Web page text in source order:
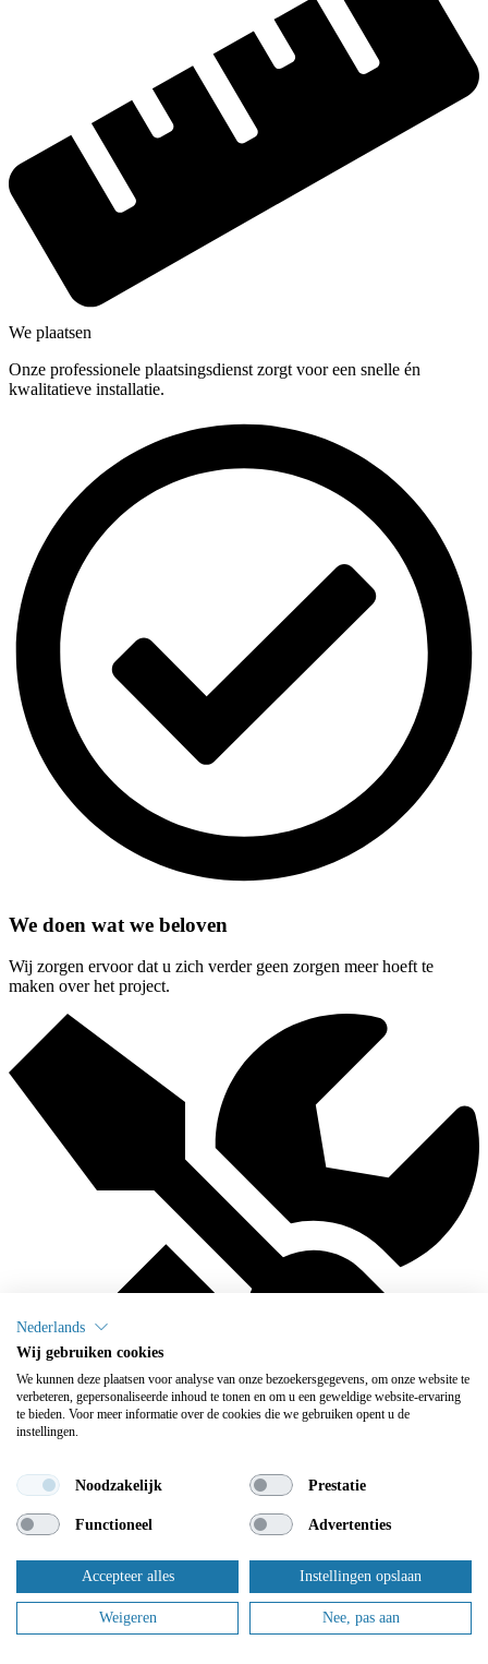
We plaatsen
Onze professionele plaatsingsdienst zorgt voor een snelle én
kwalitatieve installatie.
We doen wat we beloven
Wij zorgen ervoor dat u zich verder geen zorgen meer hoeft te
maken over het project.
We onderhouden
Flowplus zorgt ervoor dat u zich geen zorgen meer hoeft te maken
over het onderhoud: daar zorgen wij voor.
Dit zijn slechts enkele van onze tevreden klanten.
Nederlands
Wij gebruiken cookies
We kunnen deze plaatsen voor analyse van onze bezoekersgegevens, om onze website te
verbeteren, gepersonaliseerde inhoud te tonen en om u een geweldige website-ervaring
te bieden. Voor meer informatie over de cookies die we gebruiken opent u de
instellingen.
Noodzakelijk Prestatie
Functioneel Advertenties
Accepteer alles Instellingen opslaan
Weigeren Nee, pas aan